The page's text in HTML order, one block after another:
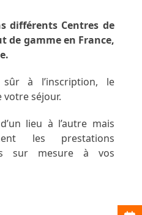
différents Centres de
de gamme en France,
à l’inscription, le
séjour.
lieu à l’autre mais
les prestations
sur mesure à vos